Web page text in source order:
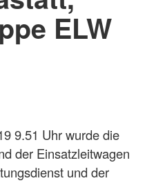
ELW
9.51 Uhr wurde die
der Einsatzleitwagen
und der